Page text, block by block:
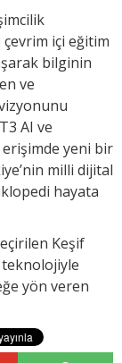
içi eğitim
bilginin
ve
AI ve
yeni bir
milli dijital
hayata
Keşif
teknolojiyle
yön veren